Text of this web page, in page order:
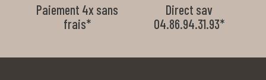
Paiement 4x sans
frais*
Direct sav
04.86.94.31.93*